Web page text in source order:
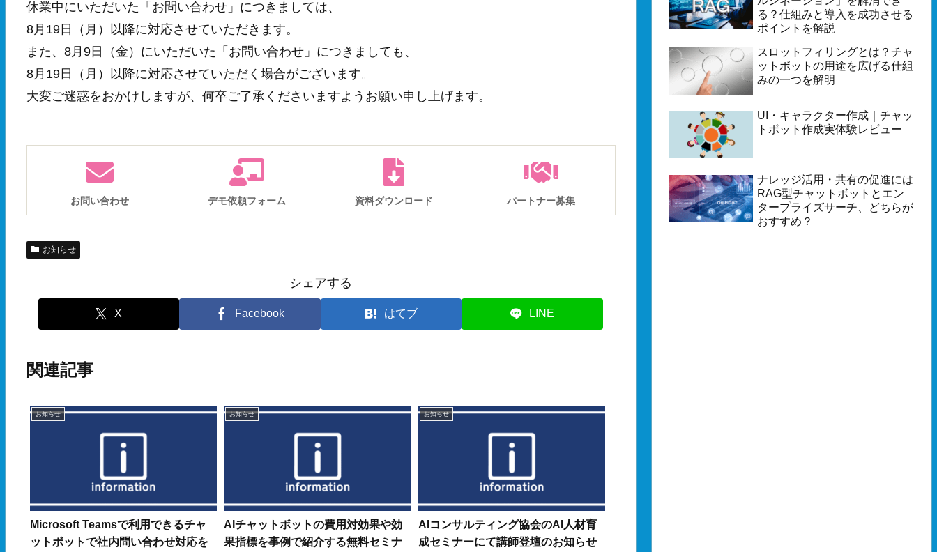
休業中にいただいた「お問い合わせ」につきましては、
8月19日（月）以降に対応させていただきます。
また、8月9日（金）にいただいた「お問い合わせ」につきましても、
8月19日（月）以降に対応させていただく場合がございます。
大変ご迷惑をおかけしますが、何卒ご了承くださいますようお願い申し上げます。
お問い合わせ デモ依頼フォーム 資料ダウンロード パートナー募集
お知らせ
シェアする
X Facebook はてブ LINE
関連記事
お知らせ
Microsoft Teamsで利用できるチャ
ットボットで社内問い合わせ対応を
お知らせ
AIチャットボットの費用対効果や効
果指標を事例で紹介する無料セミナ
お知らせ
AIコンサルティング協会のAI人材育
成セミナーにて講師登壇のお知らせ
る？仕組みと導入を成功させる
ポイントを解説
スロットフィリングとは？チャ
ットボットの用途を広げる仕組
みの一つを解明
UI・キャラクター作成｜チャッ
トボット作成実体験レビュー
ナレッジ活用・共有の促進には
RAG型チャットボットとエン
タープライズサーチ、どちらが
おすすめ？